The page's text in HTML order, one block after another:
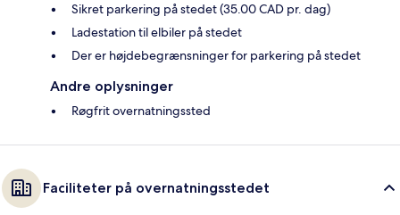
Sikret parkering på stedet (35.00 CAD pr. dag)
Ladestation til elbiler på stedet
Der er højdebegrænsninger for parkering på stedet
Andre oplysninger
Røgfrit overnatningssted
Faciliteter på overnatningsstedet